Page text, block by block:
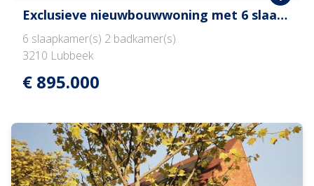
Exclusieve nieuwbouwwoning met 6 slaapkamers op toplocatie in Lubbeek
6 slaapkamer(s) 2 badkamer(s)
3210 Lubbeek
€ 895.000